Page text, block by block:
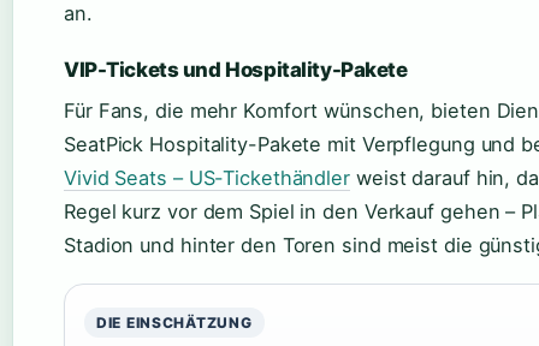
an.
VIP-Tickets und Hospitality-Pakete
Für Fans, die mehr Komfort wünschen, bieten
SeatPick Hospitality-Pakete mit Verpflegung und
Vivid Seats – US-Tickethändler weist darauf hin,
Regel kurz vor dem Spiel in den Verkauf gehen –
Stadion und hinter den Toren sind meist die
DIE EINSCHÄTZUNG